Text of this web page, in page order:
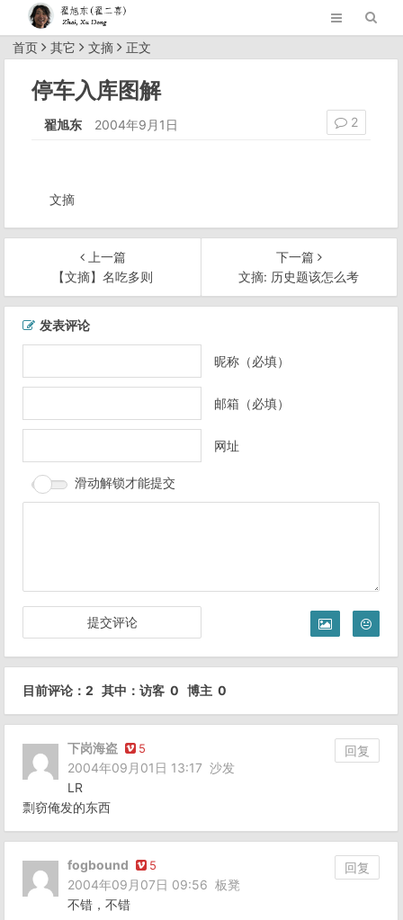
首页 其它 文摘 正文
停车入库图解
翟旭东 2004年9月1日 2
文摘
上一篇
【文摘】名吃多则
下一篇
文摘: 历史题该怎么考
发表评论
昵称（必填）
邮箱（必填）
网址
滑动解锁才能提交
目前评论：2 其中：访客 0 博主 0
下岗海盗 5
回复
2004年09月01日 13:17 沙发
LR
剽窃俺发的东西
fogbound 5
回复
2004年09月07日 09:56 板凳
不错，不错